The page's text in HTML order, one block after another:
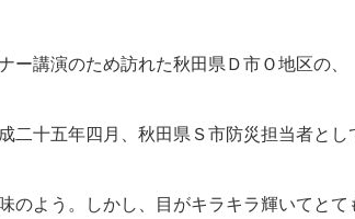
講演のため訪れた秋田県Ｄ市Ｏ地区の、
二十五年四月、秋田県Ｓ市防災担当者とし
のよう。しかし、目がキラキラ輝いてとて